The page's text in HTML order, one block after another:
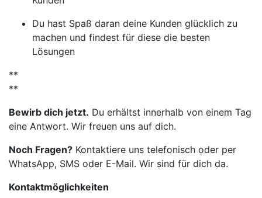
Du hast Spaß daran deine Kunden glücklich zu
machen und findest für diese die besten
Lösungen
**
**
Bewirb dich jetzt. Du erhältst innerhalb von einem Tag
eine Antwort. Wir freuen uns auf dich.
Noch Fragen? Kontaktiere uns telefonisch oder per
WhatsApp, SMS oder E-Mail. Wir sind für dich da.
Kontaktmöglichkeiten